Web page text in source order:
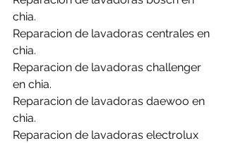
chia.
Reparacion de lavadoras centrales en
chia.
Reparacion de lavadoras challenger
en chia.
Reparacion de lavadoras daewoo en
chia.
Reparacion de lavadoras electrolux